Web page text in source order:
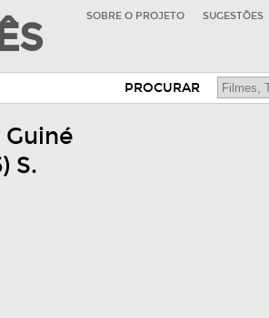
SOBRE O PROJETO SUGESTÕES
PROCURAR
S.